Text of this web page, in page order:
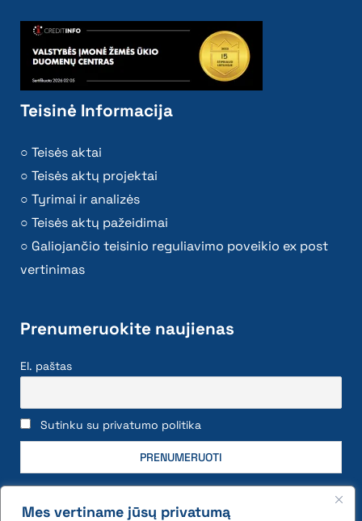
Mes vertiname jūsų privatumą
Teisinė Informacija
Teisės aktai
Teisės aktų projektai
Tyrimai ir analizės
Teisės aktų pažeidimai
Galiojančio teisinio reguliavimo poveikio ex post
vertinimas
Prenumeruokite naujienas
El. paštas
Sutinku su privatumo politika